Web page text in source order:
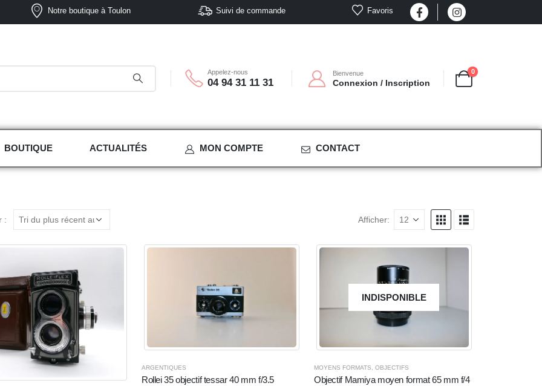
Notre boutique à Toulon Suivi de commande Favoris
Appelez-nous
04 94 31 11 31
Bienvenue
Connexion / Inscription
0
BOUTIQUE ACTUALITÉS MON COMPTE CONTACT
: Afficher:
ARGENTIQUES
Rollei 35 objectif tessar 40 mm f/3.5
INDISPONIBLE
MOYENS FORMATS, OBJECTIFS
Objectif Mamiya moyen format 65 mm f/4